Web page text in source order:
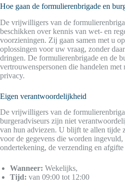
Hoe gaan de formulierenbrigade en
De vrijwilligers van de
beschikken over kennis van wet- en
voorzieningen. Zij gaan samen met u
oplossingen voor uw vraag, zonder
dringen. De formulierenbrigade en de
vertrouwenspersonen die handelen met
privacy.
Eigen verantwoordelijkheid
De vrijwilligers van de
burgeradviseurs zijn niet
van hun adviezen. U blijft te allen tijde
voor de gegevens die worden ingevuld,
ondertekening, de verzending en
Wanneer: Wekelijks,
Tijd: van 09:00 tot 12:00